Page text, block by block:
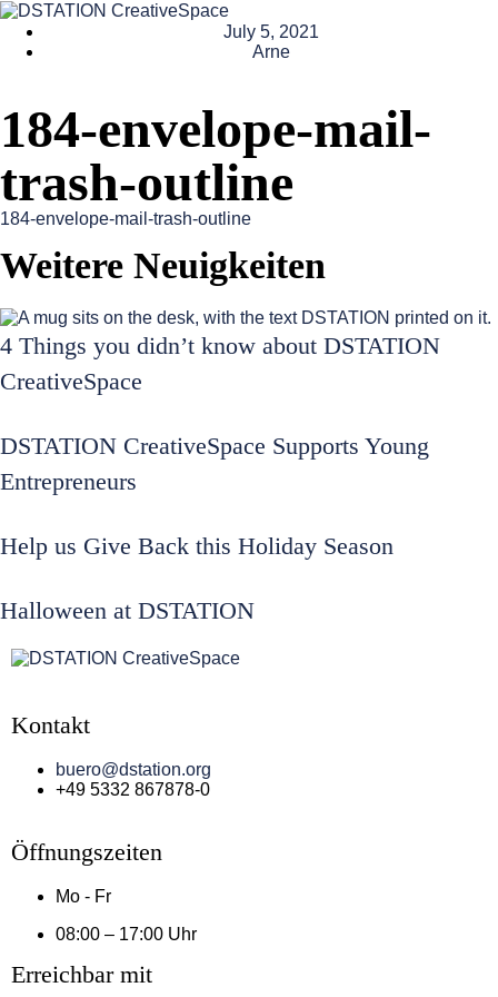
July 5, 2021
Arne
184-envelope-mail-
trash-outline
184-envelope-mail-trash-outline
Weitere Neuigkeiten
4 Things you didn’t know about DSTATION
CreativeSpace
DSTATION CreativeSpace Supports Young
Entrepreneurs
Help us Give Back this Holiday Season
Halloween at DSTATION
Kontakt
buero@dstation.org
+49 5332 867878-0
Öffnungszeiten
Mo - Fr
08:00 – 17:00 Uhr
Erreichbar mit